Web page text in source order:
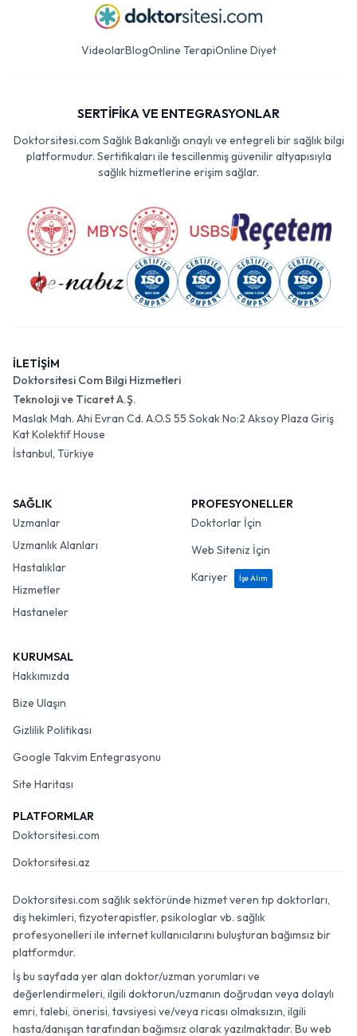
VideolarBlogOnline TerapiOnline Diyet
SERTİFİKA VE ENTEGRASYONLAR
Doktorsitesi.com Sağlık Bakanlığı onaylı ve entegreli bir sağlık bilgi
platformudur. Sertifikaları ile tescillenmiş güvenilir altyapısıyla
sağlık hizmetlerine erişim sağlar.
İLETİŞİM
Doktorsitesi Com Bilgi Hizmetleri
Teknoloji ve Ticaret A.Ş.
Maslak Mah. Ahi Evran Cd. A.O.S 55 Sokak No:2 Aksoy Plaza Giriş
Kat Kolektif House
İstanbul, Türkiye
SAĞLIK
Uzmanlar
Uzmanlık Alanları
Hastalıklar
Hizmetler
Hastaneler
PROFESYONELLER
Doktorlar İçin
Web Siteniz İçin
Kariyer
İşe Alım
KURUMSAL
Hakkımızda
Bize Ulaşın
Gizlilik Politikası
Google Takvim Entegrasyonu
Site Haritası
PLATFORMLAR
Doktorsitesi.com
Doktorsitesi.az
Doktorsitesi.com sağlık sektöründe hizmet veren tıp doktorları,
diş hekimleri, fizyoterapistler, psikologlar vb. sağlık
profesyonelleri ile internet kullanıcılarını buluşturan bağımsız bir
platformdur.
İş bu sayfada yer alan doktor/uzman yorumları ve
değerlendirmeleri, ilgili doktorun/uzmanın doğrudan veya dolaylı
emri, talebi, önerisi, tavsiyesi ve/veya ricası olmaksızın, ilgili
hasta/danışan tarafından bağımsız olarak yazılmaktadır. Bu web